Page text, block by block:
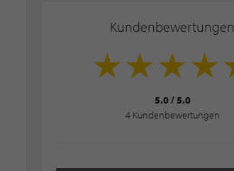
Kundenbewertungen
5.0/ 5.0
4Kundenbewertungen